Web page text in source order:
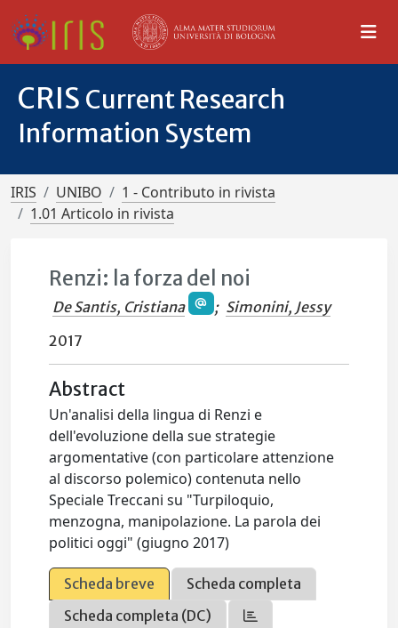
CRIS Current Research
Information System
IRIS UNIBO
1 - Contributo in rivista
1.01 Articolo in rivista
Renzi: la forza del noi
De Santis, Cristiana ; Simonini, Jessy
2017
Abstract
Un'analisi della lingua di Renzi e
dell'evoluzione della sue strategie
argomentative (con particolare attenzione
al discorso polemico) contenuta nello
Speciale Treccani su "Turpiloquio,
menzogna, manipolazione. La parola dei
politici oggi" (giugno 2017)
Scheda breve
Scheda completa
Scheda completa (DC)